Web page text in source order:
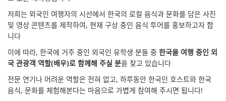
저희는 외국인 여행자의 시선에서 한국의 로컬 음식과 문화를 담은 사진
및 영상 콘텐츠를 제작하여, 현재 구상 중인 음식 투어를 홍보하고자 합
니다
이에 따라, 한국에 거주 중인 외국인 유학생 분들 중 한국을 여행 중인 외
국 관광객 역할(배우)로 함께해 주실 분을 찾고 있습니다
전문 연기나 어려운 역할은 전혀 없고, 하루동안 한국인 호스트와 한국
음식, 문화를 체험해본다는 마음으로 가볍게 참여해 주시면 됩니다!